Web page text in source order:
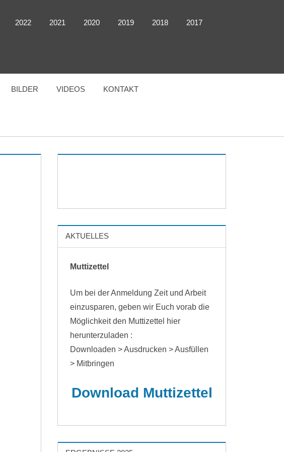
2022 2021 2020 2019 2018 2017
BILDER VIDEOS KONTAKT
AKTUELLES
Muttizettel
Um bei der Anmeldung Zeit und Arbeit
einzusparen, geben wir Euch vorab die
Möglichkeit den Muttizettel hier
herunterzuladen :
Downloaden > Ausdrucken > Ausfüllen
> Mitbringen
Download Muttizettel